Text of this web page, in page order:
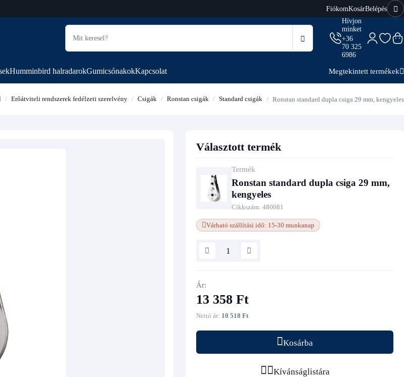
FiókomKosárBelépés
Hívjon
minket
+36
70 325
6986
Humminbird halradarokGumicsónakokKapcsolat Megtekintett termékek
Erőátviteli rendszerek fedélzeti szerelvény Csigák Ronstan csigák Standard csigák Ronstan standard dupla csiga 29 mm, kengyeles
Választott termék
Termék
Ronstan standard dupla csiga 29 mm,
kengyeles
Cikkszám:480081
Várható szállítási idő: 15-30 munkanap
Ár:
13 358 Ft
Nettó ár: 10 518 Ft
Kosárba
Kívánságlistára